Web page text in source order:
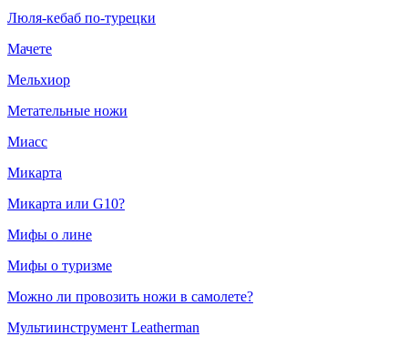
Люля-кебаб по-турецки
Мачете
Мельхиор
Метательные ножи
Миасс
Микарта
Микарта или G10?
Мифы о лине
Мифы о туризме
Можно ли провозить ножи в самолете?
Мультиинструмент Leatherman